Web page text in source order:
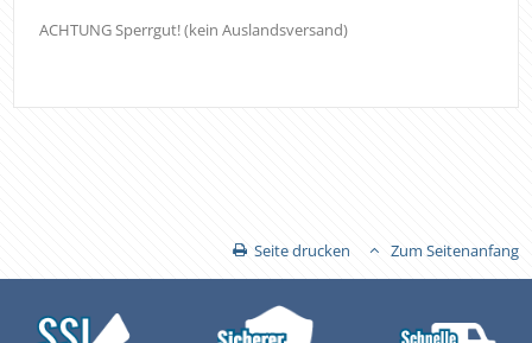
ACHTUNG Sperrgut! (kein Auslandsversand)
Seite drucken Zum Seitenanfang